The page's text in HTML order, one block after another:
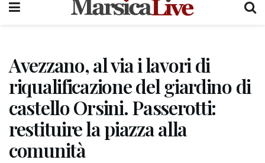
Avezzano, al via i lavori di
riqualificazione del giardino di
castello Orsini. Passerotti:
restituire la piazza alla
comunità